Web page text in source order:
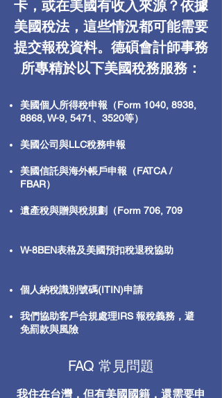
美國個人所得稅申報（Form 1040, 8938,
8868, W-9, 5471、3520等）
美國公司與LLC稅務申報
美國信託與海外帳戶申報（FATCA /
FBAR）
遺產稅與贈與稅規劃（Form 706, 709
W-8BEN表格及美國預扣稅退稅協助
個人納稅識別號碼(ITIN)申請
我們協助客戶合規處理IRS 報稅義務，避
免罰款與風險
卡，或在美國有收入來源？依據
美國稅法，這些情況都可能需要
提交報稅資料。德碩會計師事務
所專精於以下美國稅務服務：
FAQ 常見問題
我住在台灣，但有美國國籍，還需要申